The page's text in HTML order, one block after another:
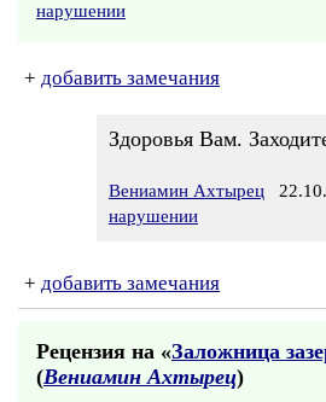
нарушении
+ добавить замечания
Здоровья Вам.
Вениамин Ахтырец
нарушении
+ добавить замечания
Рецензия на «Заложница
(Вениамин Ахтырец)